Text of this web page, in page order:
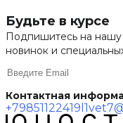
Будьте в курсе
Подпишитесь на нашу
новинок и
Контактная
+79851122419